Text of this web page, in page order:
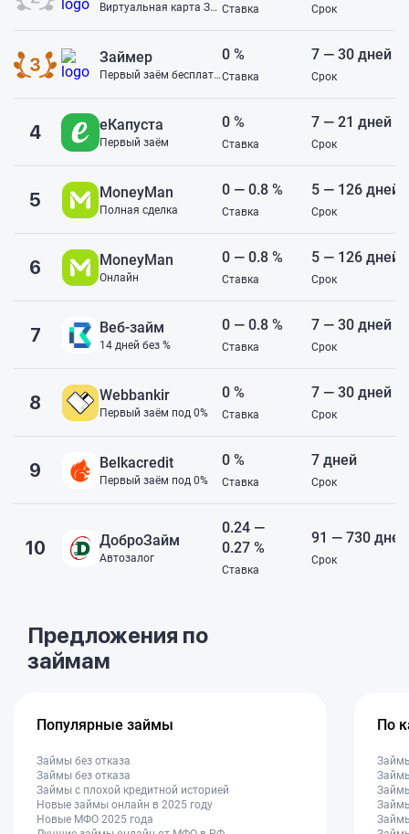
Виртуальная карта Займер Ставка Срок
Займер
Первый заём бесплатно
0 %
Ставка
7 — 30 дней
Срок
4 еКапуста
Первый заём
0 %
Ставка
7 — 21 дней
Срок
5 MoneyMan
Полная сделка
0 — 0.8 %
Ставка
5 — 126 дней
Срок
6 MoneyMan
Онлайн
0 — 0.8 %
Ставка
5 — 126 дней
Срок
7 Веб-займ
14 дней без %
0 — 0.8 %
Ставка
7 — 30 дней
Срок
8 Webbankir
Первый заём под 0%
0 %
Ставка
7 — 30 дней
Срок
9 Belkacredit
Первый заём под 0%
0 %
Ставка
7 дней
Срок
10 ДоброЗайм
Автозалог
0.24 —
0.27 %
Ставка
91 — 730 дней
Срок
Предложения по
займам
Популярные займы
Займы без отказа
Займы без отказа
Займы с плохой кредитной историей
Новые займы онлайн в 2025 году
Новые МФО 2025 года
По